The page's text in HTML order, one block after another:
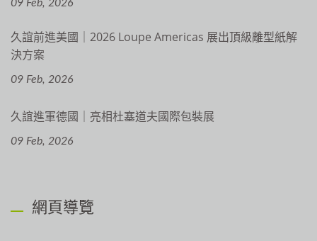
09 Feb, 2026
久誼前進美國｜2026 Loupe Americas 展出頂級離型紙解
決方案
09 Feb, 2026
久誼進軍德國｜亮相杜塞道夫國際包裝展
09 Feb, 2026
網頁導覽